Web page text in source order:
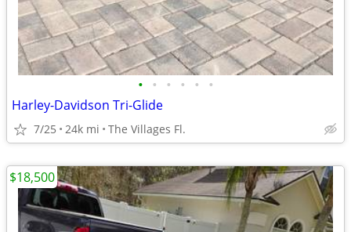
• • • • • •
Harley-Davidson Tri-Glide
7/25 24k mi The Villages Fl.
$18,500